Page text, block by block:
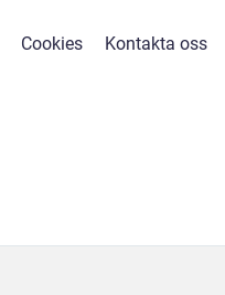
Cookies Kontakta oss